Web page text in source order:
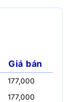
Giá bán
177,000
177,000